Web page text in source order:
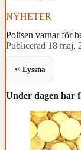
NYHETER
Polisen varnar för
Publicerad 18 maj,
Lyssna
Under dagen har